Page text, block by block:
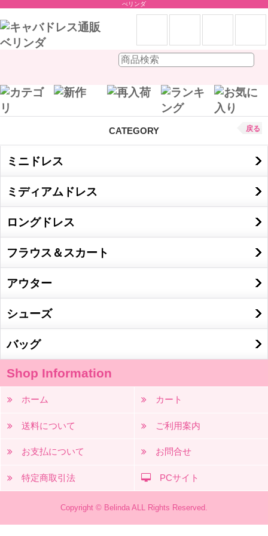
べリンダ
CATEGORY 戻る
ミニドレス
ミディアムドレス
ロングドレス
フラウス＆スカート
アウター
シューズ
バッグ
Shop Information
ホーム カート
送料について ご利用案内
お支払について お問合せ
特定商取引法 PCサイト
Copyright © Belinda ALL Rights Reserved.